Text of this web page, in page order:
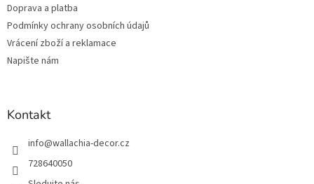
Doprava a platba
Podmínky ochrany osobních údajů
Vrácení zboží a reklamace
Napište nám
Kontakt
info@wallachia-decor.cz
728640050